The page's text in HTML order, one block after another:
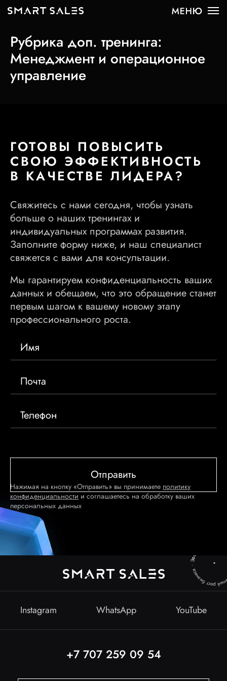
Рубрика доп. тренинга:
Менеджмент и операционное
управление
ГОТОВЫ ПОВЫСИТЬ
СВОЮ ЭФФЕКТИВНОСТЬ
В КАЧЕСТВЕ ЛИДЕРА?
Свяжитесь с нами сегодня, чтобы узнать
больше о наших тренингах и
индивидуальных программах развития.
Заполните форму ниже, и наш специалист
свяжется с вами для консультации.
Мы гарантируем конфиденциальность ваших
данных и обещаем, что это обращение станет
первым шагом к вашему новому этапу
профессионального роста.
Нажимая на кнопку «Отправить» вы принимаете политику
конфиденциальности и соглашаетесь на обработку ваших
персональных данных
Instagram WhatsApp YouTube
+7 707 259 09 54